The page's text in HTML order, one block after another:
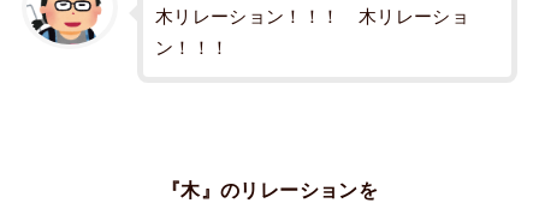
木リレーション！！！ 木リレーショ
ン！！！
『木』のリレーションを